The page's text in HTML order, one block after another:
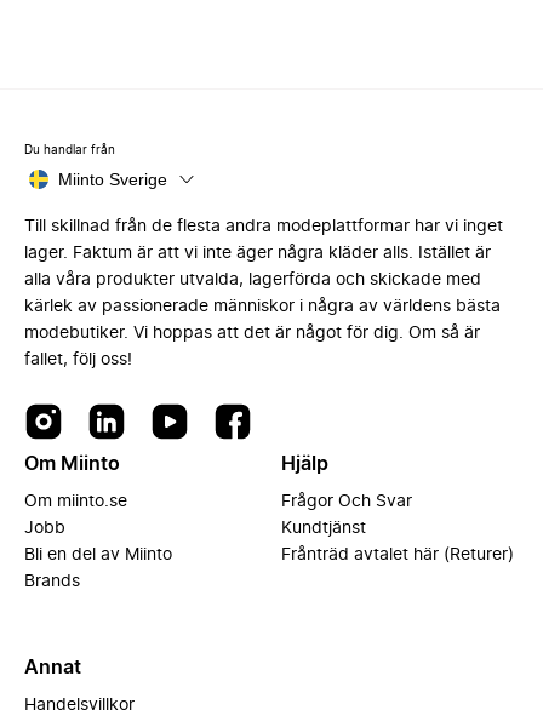
Du handlar från
Miinto Sverige
Till skillnad från de flesta andra modeplattformar har vi inget
lager. Faktum är att vi inte äger några kläder alls. Istället är
alla våra produkter utvalda, lagerförda och skickade med
kärlek av passionerade människor i några av världens bästa
modebutiker. Vi hoppas att det är något för dig. Om så är
fallet, följ oss!
Om Miinto
Om miinto.se
Jobb
Bli en del av Miinto
Brands
Hjälp
Frågor Och Svar
Kundtjänst
Frånträd avtalet här (Returer)
Annat
Handelsvillkor